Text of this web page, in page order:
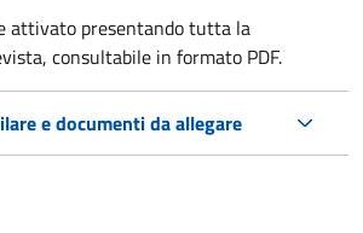
attivato presentando tutta la
consultabile in formato PDF.
e documenti da allegare